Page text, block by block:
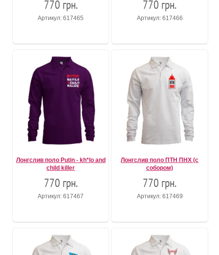
770 грн.
Артикул: 617465
770 грн.
Артикул: 617466
Лонгслив поло Putin - kh*lo and
child killer
770 грн.
Артикул: 617467
Лонгслив поло ПТН ПНХ (с
собором)
770 грн.
Артикул: 617469